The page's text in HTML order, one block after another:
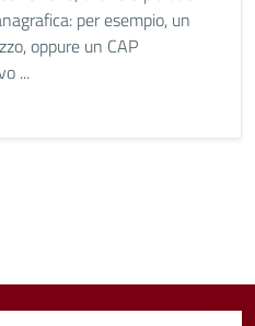
per esempio, un
oppure un CAP
...